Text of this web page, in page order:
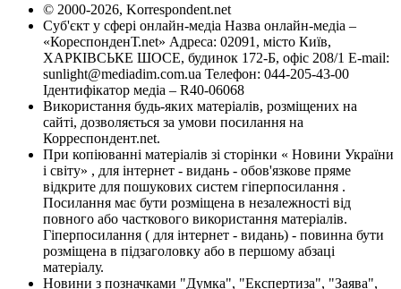
© 2000-2026, Korrespondent.net
Суб'єкт у сфері онлайн-медіа Назва онлайн-медіа –
«КореспонденТ.net» Адреса: 02091, місто Київ,
ХАРКІВСЬКЕ ШОСЕ, будинок 172-Б, офіс 208/1 E-mail:
sunlight@mediadim.com.ua Телефон: 044-205-43-00
Ідентифікатор медіа – R40-06068
Використання будь-яких матеріалів, розміщених на
сайті, дозволяється за умови посилання на
Корреспондент.net.
При копіюванні матеріалів зі сторінки « Новини України
і світу» , для інтернет - видань - обов'язкове пряме
відкрите для пошукових систем гіперпосилання .
Посилання має бути розміщена в незалежності від
повного або часткового використання матеріалів.
Гіперпосилання ( для інтернет - видань) - повинна бути
розміщена в підзаголовку або в першому абзаці
матеріалу.
Новини з позначками "Думка", "Експертиза", "Заява",